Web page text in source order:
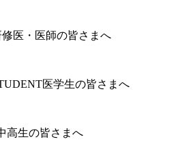
修医・医師の皆さまへ
医学生の皆さまへ
高生の皆さまへ